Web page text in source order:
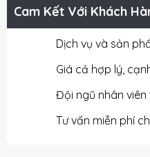
Cam Kết Với Khách
Dịch vụ và sản
Giá cả hợp lý,
Đội ngũ nhân viên
Tư vấn miễn phí